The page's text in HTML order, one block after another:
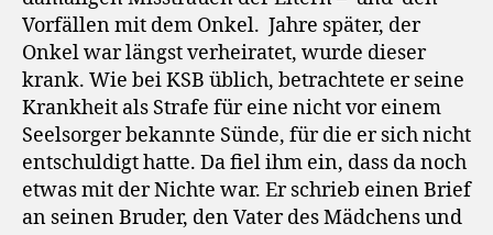
Vorfällen mit dem Onkel. Jahre später, der
Onkel war längst verheiratet, wurde dieser
krank. Wie bei KSB üblich, betrachtete er seine
Krankheit als Strafe für eine nicht vor einem
Seelsorger bekannte Sünde, für die er sich nicht
entschuldigt hatte. Da fiel ihm ein, dass da noch
etwas mit der Nichte war. Er schrieb einen Brief
an seinen Bruder, den Vater des Mädchens und